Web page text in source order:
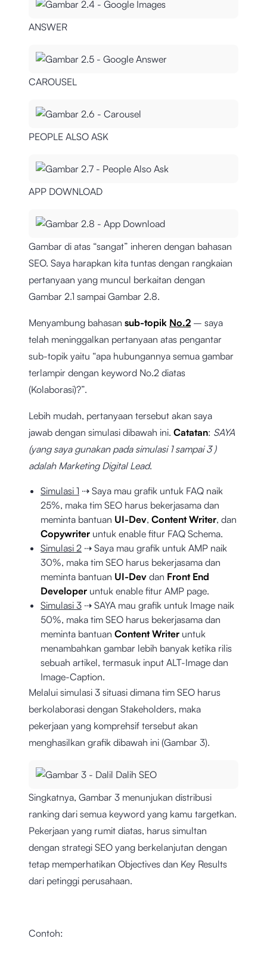
ANSWER
CAROUSEL
PEOPLE ALSO ASK
APP DOWNLOAD
Gambar di atas “sangat” inheren dengan bahasan
SEO. Saya harapkan kita tuntas dengan rangkaian
pertanyaan yang muncul berkaitan dengan
Gambar 2.1 sampai Gambar 2.8.
Menyambung bahasan sub-topik No.2 – saya
telah meninggalkan pertanyaan atas pengantar
sub-topik yaitu “apa hubungannya semua gambar
terlampir dengan keyword No.2 diatas
(Kolaborasi)?”.
Lebih mudah, pertanyaan tersebut akan saya
jawab dengan simulasi dibawah ini. Catatan: SAYA
(yang saya gunakan pada simulasi 1 sampai 3 )
adalah Marketing Digital Lead.
Simulasi 1 ⇢ Saya mau grafik untuk FAQ naik
25%, maka tim SEO harus bekerjasama dan
meminta bantuan UI-Dev, Content Writer, dan
Copywriter untuk enable fitur FAQ Schema.
Simulasi 2 ⇢ Saya mau grafik untuk AMP naik
30%, maka tim SEO harus bekerjasama dan
meminta bantuan UI-Dev dan Front End
Developer untuk enable fitur AMP page.
Simulasi 3 ⇢ SAYA mau grafik untuk Image naik
50%, maka tim SEO harus bekerjasama dan
meminta bantuan Content Writer untuk
menambahkan gambar lebih banyak ketika rilis
sebuah artikel, termasuk input ALT-Image dan
Image-Caption.
Melalui simulasi 3 situasi dimana tim SEO harus
berkolaborasi dengan Stakeholders, maka
pekerjaan yang komprehsif tersebut akan
menghasilkan grafik dibawah ini (Gambar 3).
Singkatnya, Gambar 3 menunjukan distribusi
ranking dari semua keyword yang kamu targetkan.
Pekerjaan yang rumit diatas, harus simultan
dengan strategi SEO yang berkelanjutan dengan
tetap memperhatikan Objectives dan Key Results
dari petinggi perusahaan.
Contoh: